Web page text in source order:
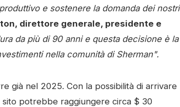
e sostenere la domanda dei nostri
direttore generale, presidente e
da più di 90 anni e questa decisione è la
nella comunità di Sherman".
già nel 2025. Con la possibilità di arrivare
potrebbe raggiungere circa $ 30